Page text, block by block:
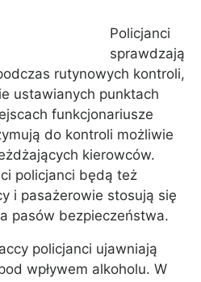
Policjanci
sprawdzają
rutynowych kontroli,
ustawianych punktach
funkcjonariusze
do kontroli możliwie
kierowców.
policjanci będą też
i pasażerowie stosują się
pasów bezpieczeństwa.
policjanci ujawniają
wpływem alkoholu. W